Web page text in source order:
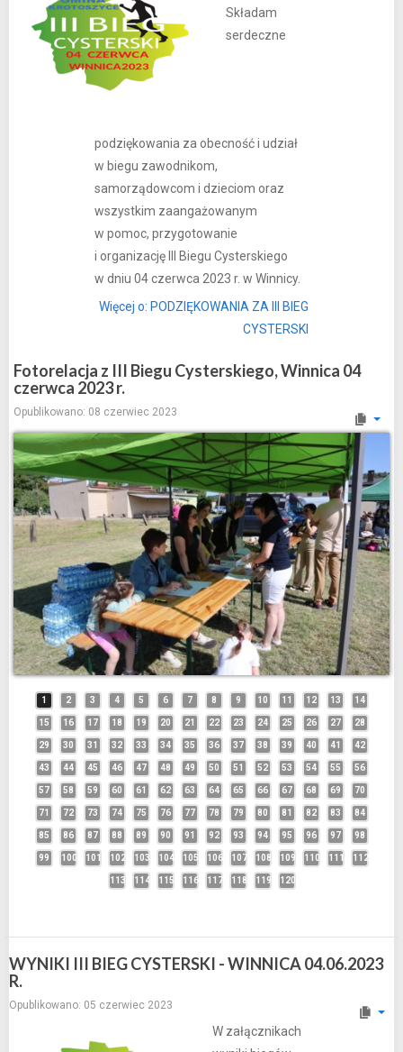
Składam
serdeczne
podziękowania za obecność i udział
w biegu zawodnikom,
samorządowcom i dzieciom oraz
wszystkim zaangażowanym
w pomoc, przygotowanie
i organizację III Biegu Cysterskiego
w dniu 04 czerwca 2023 r. w Winnicy.
Więcej o: PODZIĘKOWANIA ZA III BIEG
CYSTERSKI
Fotorelacja z III Biegu Cysterskiego, Winnica 04
czerwca 2023 r.
Opublikowano: 08 czerwiec 2023
1 2 3 4 5 6 7 8 9 10 11 12 13 14
15 16 17 18 19 20 21 22 23 24 25 26 27 28
29 30 31 32 33 34 35 36 37 38 39 40 41 42
43 44 45 46 47 48 49 50 51 52 53 54 55 56
57 58 59 60 61 62 63 64 65 66 67 68 69 70
71 72 73 74 75 76 77 78 79 80 81 82 83 84
85 86 87 88 89 90 91 92 93 94 95 96 97 98
99 100 101 102 103 104 105 106 107 108 109 110 111 112
113 114 115 116 117 118 119 120
WYNIKI III BIEG CYSTERSKI - WINNICA 04.06.2023
R.
Opublikowano: 05 czerwiec 2023
W załącznikach